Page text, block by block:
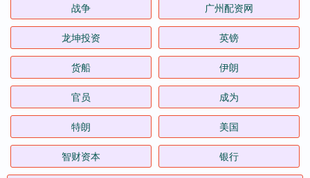
战争 广州配资网
龙坤投资 英镑
货船 伊朗
官员 成为
特朗 美国
智财资本 银行